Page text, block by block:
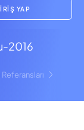
YAP
2016